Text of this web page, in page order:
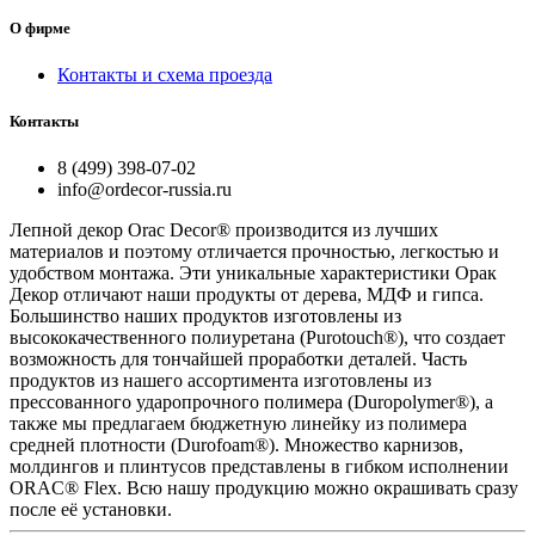
О фирме
Контакты и схема проезда
Контакты
8 (499) 398-07-02
info@ordecor-russia.ru
Лепной декор Orac Decor® производится из лучших
материалов и поэтому отличается прочностью, легкостью и
удобством монтажа. Эти уникальные характеристики Орак
Декор отличают наши продукты от дерева, МДФ и гипса.
Большинство наших продуктов изготовлены из
высококачественного полиуретана (Purotouch®), что создает
возможность для тончайшей проработки деталей. Часть
продуктов из нашего ассортимента изготовлены из
прессованного ударопрочного полимера (Duropolymer®), а
также мы предлагаем бюджетную линейку из полимера
средней плотности (Durofoam®). Множество карнизов,
молдингов и плинтусов представлены в гибком исполнении
ORAC® Flex. Всю нашу продукцию можно окрашивать сразу
после её установки.